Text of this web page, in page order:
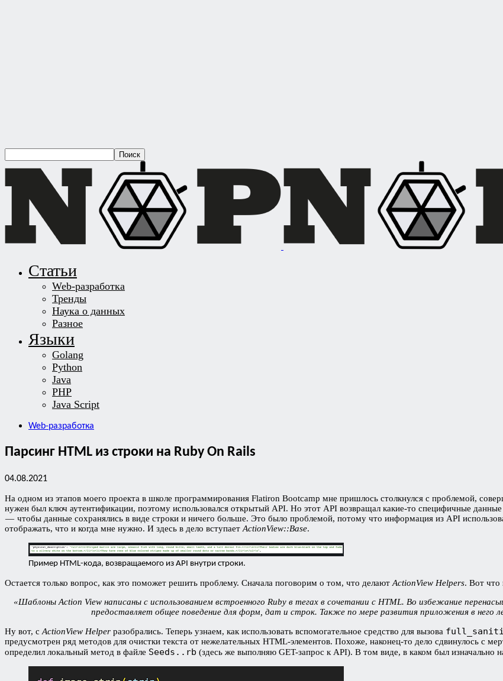
Статьи
Web-разработка
Тренды
Наука о данных
Разное
Языки
Golang
Python
Java
PHP
Java Script
Web-разработка
Парсинг HTML из строки на Ruby On Rails
04.08.2021
На одном из этапов моего проекта в школе программирования Flatiron Bootcamp мне пришлось столкнулся с проблемой,
нужен был ключ аутентификации, поэтому использовался открытый API. Но этот API возвращал какие-то специфичные
— чтобы данные сохранялись в виде строки и ничего больше. Это было проблемой, потому что информация из API
отображать, что и когда мне нужно. И здесь в дело вступает ActionView::Base.
Пример HTML-кода, возвращаемого из API внутри строки.
Остается только вопрос, как это поможет решить проблему. Сначала поговорим о том, что делают ActionView Helpers. Вот что
«Шаблоны Action View написаны с использованием встроенного Ruby в тегах в сочетании с HTML. Во избежание
предоставляет общее поведение для форм, дат и строк. Также по мере развития приложения в него
Ну вот, с ActionView Helper разобрались. Теперь узнаем, как использовать вспомогательное средство для вызова
предусмотрен ряд методов для очистки текста от нежелательных HTML-элементов. Похоже, наконец-то дело сдвинулось с
определил локальный метод в файле Seeds..rb (здесь же выполняю GET-запрос к API). В том виде, в каком был изначально